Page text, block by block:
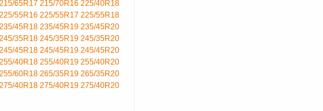
215/65R17 215/70R16 225/40R18
225/55R16 225/55R17 225/55R18
235/45R18 235/45R19 235/45R20
245/35R18 245/35R19 245/35R20
245/45R18 245/45R19 245/45R20
255/40R18 255/40R19 255/40R20
255/60R18 265/35R19 265/35R20
275/40R18 275/40R19 275/40R20